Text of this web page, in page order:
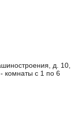
д. 10,
комнаты с 1 по 6